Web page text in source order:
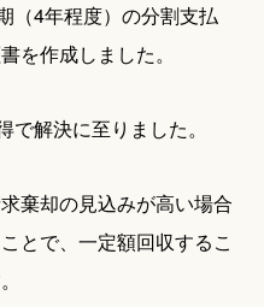
（4年程度）の分割支払
を作成しました。
解決に至りました。
棄却の見込みが高い場合
とで、一定額回収するこ